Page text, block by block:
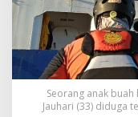
Seorang anak buah
Jauhari (33) diduga